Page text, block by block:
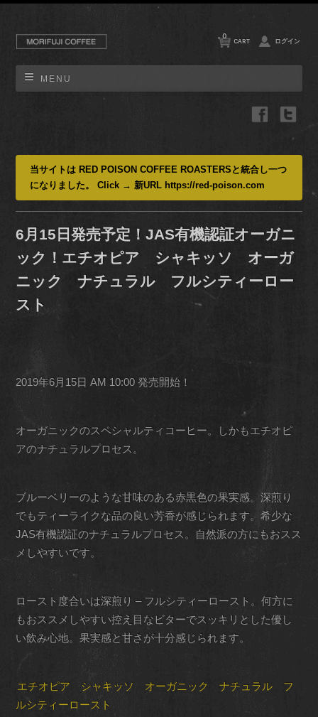
MENU
CART
0
ログイン
当サイトは RED POISON COFFEE ROASTERSと統合し一つ
になりました。 Click → 新URL https://red-poison.com
6月15日発売予定！JAS有機認証オーガニ
ック！エチオピア シャキッソ オーガ
ニック ナチュラル フルシティーロー
スト
2019年6月15日 AM 10:00 発売開始！
オーガニックのスペシャルティコーヒー。しかもエチオピ
アのナチュラルプロセス。
ブルーベリーのような甘味のある赤黒色の果実感。深煎り
でもティーライクな品の良い芳香が感じられます。希少な
JAS有機認証のナチュラルプロセス。自然派の方にもおスス
メしやすいです。
ロースト度合いは深煎り – フルシティーロースト。何方に
もおススメしやすい控え目なビターでスッキリとした優し
い飲み心地。果実感と甘さが十分感じられます。
エチオピア シャキッソ オーガニック ナチュラル フ
ルシティーロースト